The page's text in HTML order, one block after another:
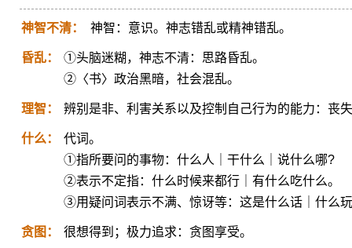
神智不清： 神智：意识。神志错乱或精神错乱。
昏乱：
①头脑迷糊，神志不清：思路昏乱。
②〈书〉政治黑暗，社会混乱。
理智： 辨别是非、利害关系以及控制自己行为的能力：丧
什么：
代词。
①指所要问的事物：什么人｜干什么｜说什么哪?
②表示不定指：什么时候来都行｜有什么吃什么。
③用疑问词表示不满、惊讶等：这是什么话｜什么
贪图： 很想得到；极力追求：贪图享受。